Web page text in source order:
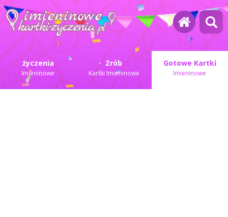
życzenia
Imieninowe
Zrób
Kartki Imieninowe
Gotowe Kartki
Imieninowe